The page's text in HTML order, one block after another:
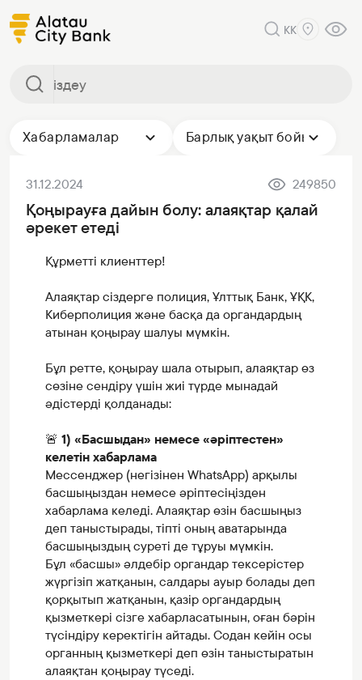
KK
Хабарламалар Барлық уақыт бойы
31.12.2024 249850
Қоңырауға дайын болу: алаяқтар қалай
әрекет етеді
Құрметті клиенттер!
Алаяқтар сіздерге полиция, Ұлттық Банк, ҰҚК,
Киберполиция және басқа да органдардың
атынан қоңырау шалуы мүмкін.
Бұл ретте, қоңырау шала отырып, алаяқтар өз
сөзіне сендіру үшін жиі түрде мынадай
әдістерді қолданады:
🚨 1) «Басшыдан» немесе «әріптестен»
келетін хабарлама
Мессенджер (негізінен WhatsApp) арқылы
басшыңыздан немесе әріптесіңізден
хабарлама келеді. Алаяқтар өзін басшыңыз
деп таныстырады, тіпті оның аватарында
басшыңыздың суреті де тұруы мүмкін.
Бұл «басшы» әлдебір органдар тексерістер
жүргізіп жатқанын, салдары ауыр болады деп
қорқытып жатқанын, қазір органдардың
қызметкері сізге хабарласатынын, оған бәрін
түсіндіру керектігін айтады. Содан кейін осы
органның қызметкері деп өзін таныстыратын
алаяқтан қоңырау түседі.